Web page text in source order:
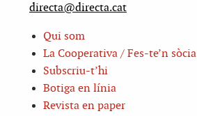
directa@directa.cat
Qui som
La Cooperativa / Fes-te’n sòcia
Subscriu-t’hi
Botiga en línia
Revista en paper